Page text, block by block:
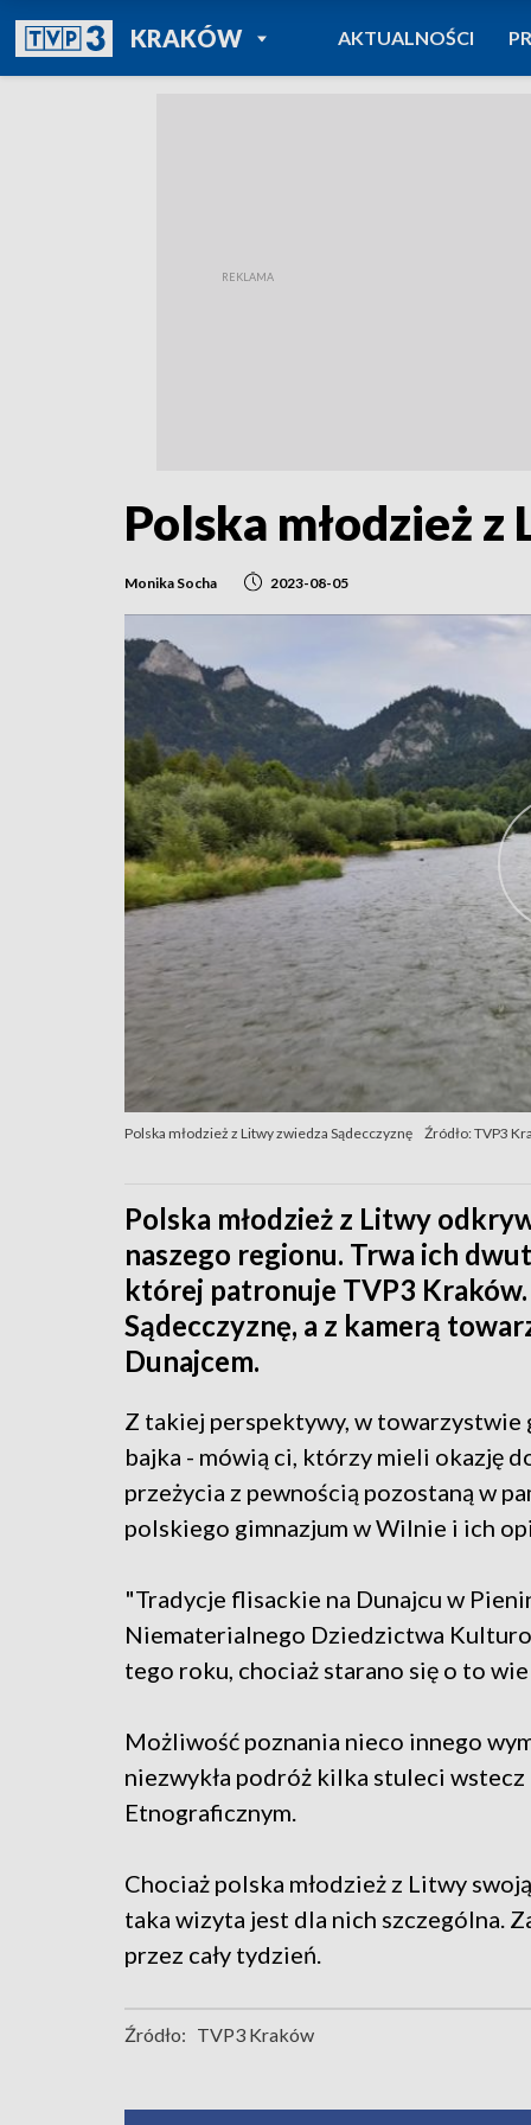
KRAKÓWPOWRÓT DO
TVP REGIONY
AKTUALNOŚCI
Polska młodzież
Monika Socha 2023-08-05
Polska młodzież z Litwy zwiedza Sądecczyznę Źródło: TVP3
Polska młodzież z Litwy
naszego regionu. Trwa ich
której patronuje TVP3 Kraków.
Sądecczyznę, a z kamerą
Dunajcem.
Z takiej perspektywy, w towarzystwie
bajka - mówią ci, którzy mieli okazję
przeżycia z pewnością pozostaną w
polskiego gimnazjum w Wilnie i ich
"Tradycje flisackie na Dunajcu w
Niematerialnego Dziedzictwa
tego roku, chociaż starano się o to
Możliwość poznania nieco innego
niezwykła podróż kilka stuleci wstecz
Etnograficznym.
Chociaż polska młodzież z Litwy
taka wizyta jest dla nich szczególna.
przez cały tydzień.
Źródło: TVP3 Kraków